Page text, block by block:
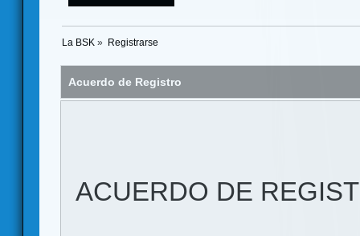
La BSK » Registrarse
Acuerdo de Registro
ACUERDO DE